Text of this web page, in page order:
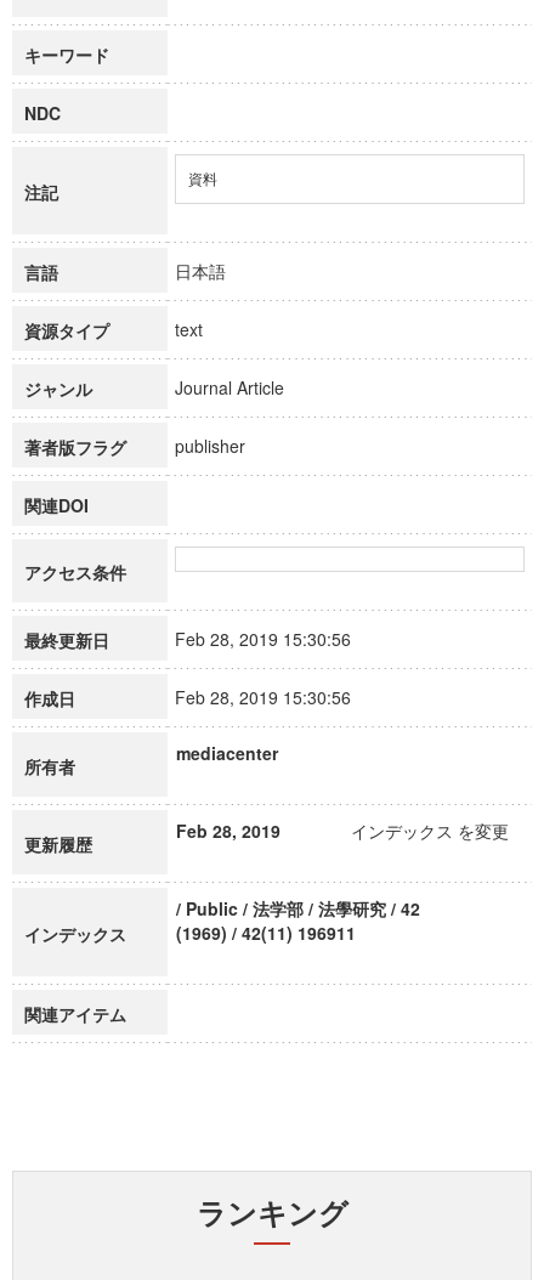
キーワード
NDC
注記
資料
言語 日本語
資源タイプ text
ジャンル Journal Article
著者版フラグ publisher
関連DOI
アクセス条件
最終更新日 Feb 28, 2019 15:30:56
作成日 Feb 28, 2019 15:30:56
所有者
mediacenter
更新履歴
Feb 28, 2019 インデックス を変更
インデックス
/ Public / 法学部 / 法學研究 / 42
(1969) / 42(11) 196911
関連アイテム
ランキング